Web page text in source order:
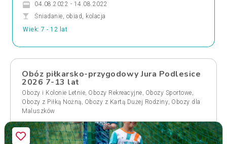
04.08.2022 - 14.08.2022
Śniadanie, obiad, kolacja
Wiek: 7 - 12 lat
Obóz piłkarsko-przygodowy Jura Podlesice
2026 7-13 lat
Obozy i Kolonie Letnie, Obozy Rekreacyjne, Obozy Sportowe,
Obozy z Piłką Nożną, Obozy z Kartą Dużej Rodziny, Obozy dla
Maluszków